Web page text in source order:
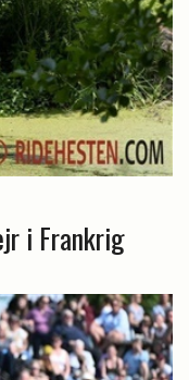
i Frankrig